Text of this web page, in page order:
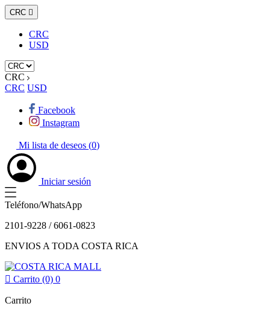
CRC 
CRC
USD
CRC
CRC USD
Facebook
Instagram
Mi lista de deseos (0)
Iniciar sesión
Teléfono/WhatsApp
2101-9228 / 6061-0823
ENVIOS A TODA COSTA RICA
 Carrito (0) 0
Carrito